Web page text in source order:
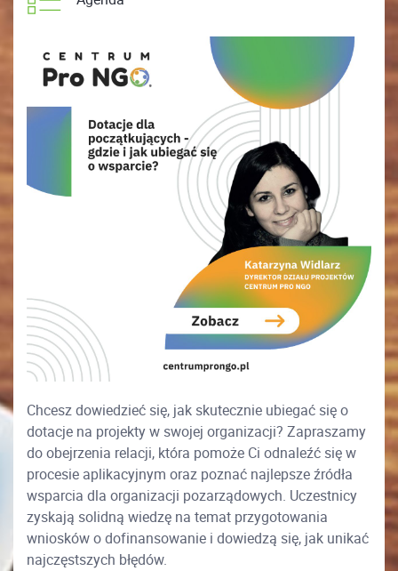
Chcesz dowiedzieć się, jak skutecznie ubiegać się o
dotacje na projekty w swojej organizacji? Zapraszamy
do obejrzenia relacji, która pomoże Ci odnaleźć się w
procesie aplikacyjnym oraz poznać najlepsze źródła
wsparcia dla organizacji pozarządowych. Uczestnicy
zyskają solidną wiedzę na temat przygotowania
wniosków o dofinansowanie i dowiedzą się, jak unikać
najczęstszych błędów.